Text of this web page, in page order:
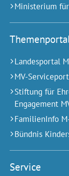
Ministerium
Landesportal
MV-
Stiftung für
Engagement
FamilienInfo
Bündnis
Service